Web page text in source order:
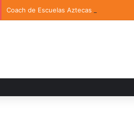
Coach de Escuelas Aztecas UDLAP